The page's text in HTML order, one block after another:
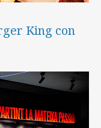
King con